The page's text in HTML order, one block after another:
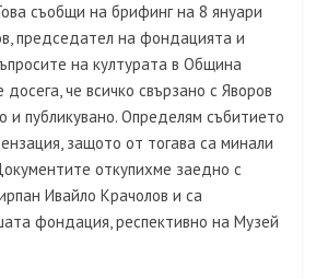
съобщи на брифинг на 8 януари
председател на фондацията и
на културата в Община
че всичко свързано с Яворов
и публикувано. Определям събитието
защото от тогава са минали
откупихме заедно с
Ивайло Крачолов и са
фондация, респективно на Музей